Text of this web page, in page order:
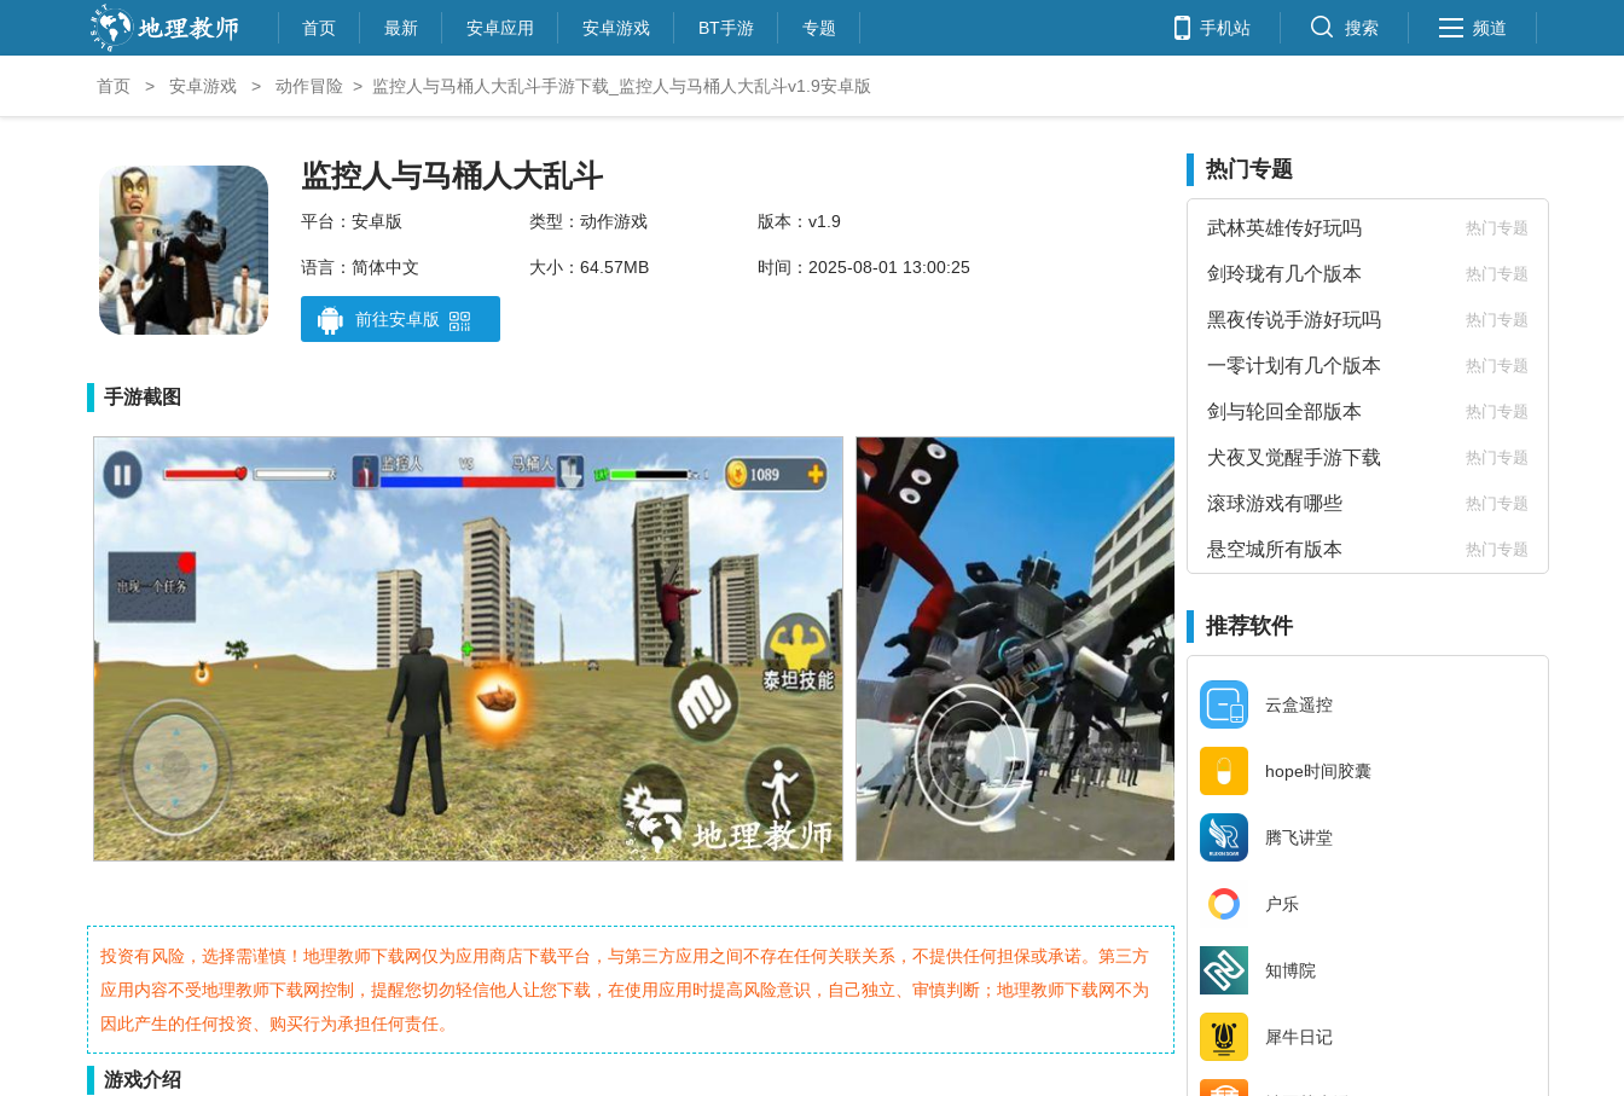
首页 最新 安卓应用 安卓游戏 BT手游 专题 手机站 搜索 频道
首页 > 安卓游戏 > 动作冒险 > 监控人与马桶人大乱斗手游下载_监控人与马桶人大乱斗v1.9安卓版
监控人与马桶人大乱斗
平台：安卓版 类型：动作游戏 版本：v1.9
语言：简体中文 大小：64.57MB 时间：2025-08-01 13:00:25
前往安卓版
手游截图
投资有风险，选择需谨慎！地理教师下载网仅为应用商店下载平台，与第三方应用之间不存在任何关联关系，不提供任何担保或承诺。第三方
应用内容不受地理教师下载网控制，提醒您切勿轻信他人让您下载，在使用应用时提高风险意识，自己独立、审慎判断；地理教师下载网不为
因此产生的任何投资、购买行为承担任何责任。
游戏介绍
热门专题
武林英雄传好玩吗 热门专题
剑玲珑有几个版本 热门专题
黑夜传说手游好玩吗 热门专题
一零计划有几个版本 热门专题
剑与轮回全部版本 热门专题
犬夜叉觉醒手游下载 热门专题
滚球游戏有哪些 热门专题
悬空城所有版本 热门专题
推荐软件
云盒遥控
hope时间胶囊
腾飞讲堂
户乐
知博院
犀牛日记